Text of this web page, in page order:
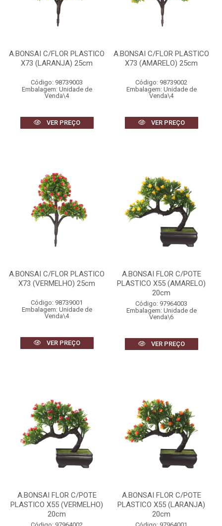
A.BONSAI C/FLOR PLASTICO
X73 (LARANJA) 25cm
Código: 98739003
Embalagem: Unidade de
Venda\4
VER PREÇO
A.BONSAI C/FLOR PLASTICO
X73 (AMARELO) 25cm
Código: 98739002
Embalagem: Unidade de
Venda\4
VER PREÇO
A.BONSAI C/FLOR PLASTICO
X73 (VERMELHO) 25cm
Código: 98739001
Embalagem: Unidade de
Venda\4
VER PREÇO
A.BONSAI FLOR C/POTE
PLASTICO X55 (AMARELO)
20cm
Código: 97964003
Embalagem: Unidade de
Venda\6
VER PREÇO
A.BONSAI FLOR C/POTE
PLASTICO X55 (VERMELHO)
20cm
A.BONSAI FLOR C/POTE
PLASTICO X55 (LARANJA)
20cm